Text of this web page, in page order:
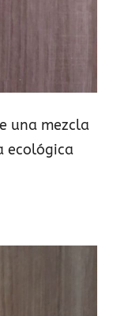
una mezcla
ecológica